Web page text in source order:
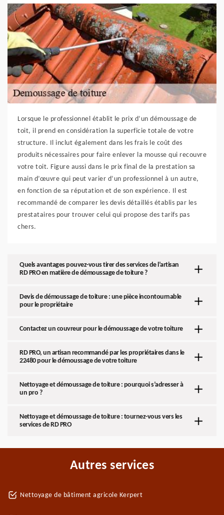
Lorsque le professionnel établit le prix d’un démoussage de
toit, il prend en considération la superficie totale de votre
structure. Il inclut également dans les frais le coût des
produits nécessaires pour faire enlever la mousse qui recouvre
votre toit. Figure aussi dans le prix final de la prestation sa
main d’œuvre qui peut varier d’un professionnel à un autre,
en fonction de sa réputation et de son expérience. Il est
recommandé de comparer les devis détaillés établis par les
prestataires pour trouver celui qui propose des tarifs pas
chers.
Quels avantages pouvez-vous tirer des services de l’artisan
RD PRO en matière de démoussage de toiture ?
Devis de démoussage de toiture : une pièce incontournable
pour le propriétaire
Contactez un couvreur pour le démoussage de votre toiture
RD PRO, un artisan recommandé par les propriétaires dans le
22480 pour le démoussage de votre toiture
Nettoyage et démoussage de toiture : pourquoi s’adresser à
un pro ?
Nettoyage et démoussage de toiture : tournez-vous vers les
services de RD PRO
Autres services
Nettoyage de bâtiment agricole Kerpert